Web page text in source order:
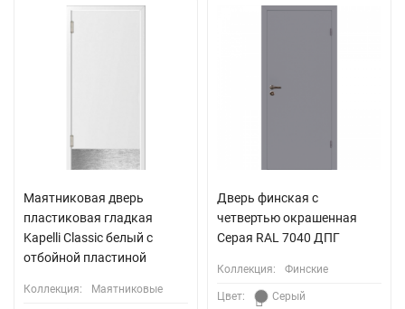
Маятниковая дверь
пластиковая гладкая
Kapelli Classic белый с
отбойной пластиной
Коллекция: Маятниковые
Дверь финская с
четвертью окрашенная
Серая RAL 7040 ДПГ
Коллекция: Финские
Цвет: Серый